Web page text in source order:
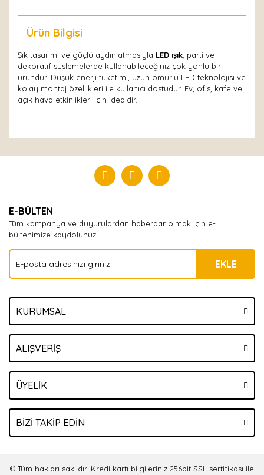
Ürün Bilgisi
Şık tasarımı ve güçlü aydınlatmasıyla LED ışık , parti ve
dekoratif süslemelerde kullanabileceğiniz çok yönlü bir
üründür. Düşük enerji tüketimi, uzun ömürlü LED teknolojisi ve
kolay montaj özellikleri ile kullanıcı dostudur. Ev, ofis, kafe ve
açık hava etkinlikleri için idealdir.
Yorum Yaz
E-BÜLTEN
Tüm kampanya ve duyurulardan haberdar olmak için e-
bültenimize kaydolunuz.
EKLE
KURUMSAL
ALIŞVERİŞ
ÜYELİK
BİZİ TAKİP EDİN
© Tüm hakları saklıdır. Kredi kartı bilgileriniz 256bit SSL sertifikası ile